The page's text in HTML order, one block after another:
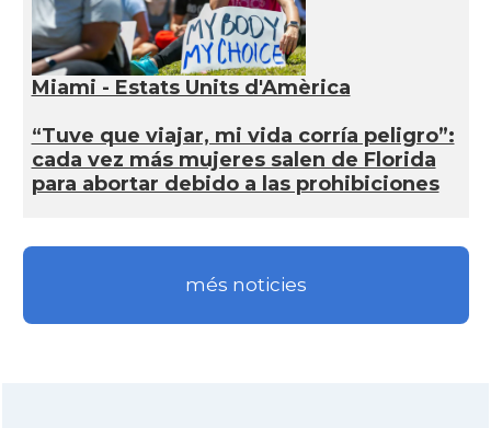
Miami - Estats Units d'Amèrica
“Tuve que viajar, mi vida corría peligro”:
cada vez más mujeres salen de Florida
para abortar debido a las prohibiciones
més noticies